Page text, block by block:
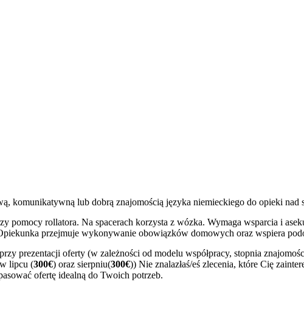
komunikatywną lub dobrą znajomością języka niemieckiego do opieki
pomocy rollatora. Na spacerach korzysta z wózka. Wymaga wsparcia i
przejmuje wykonywanie obowiązków domowych oraz wspiera
przy prezentacji oferty (w zależności od modelu współpracy, stopnia
lipcu (300€) oraz sierpniu(300€)) Nie znalazłaś/eś zlecenia, które Cię
ofertę idealną do Twoich potrzeb.